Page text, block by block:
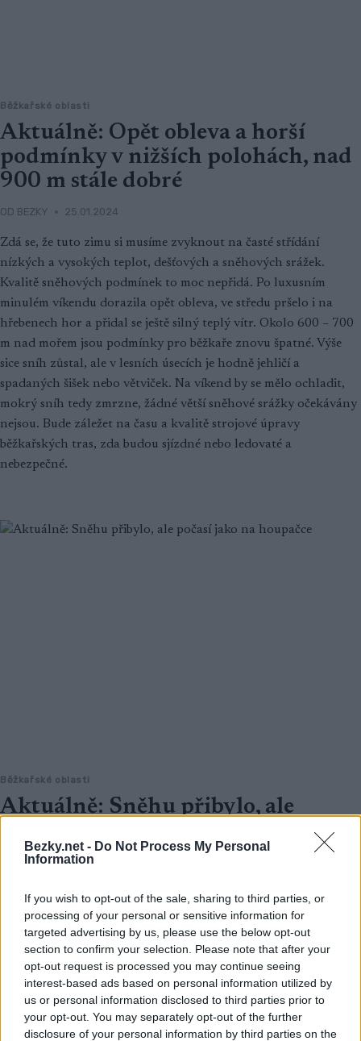
Bezky.net - Do Not Process My Personal
Information
If you wish to opt-out of the sale, sharing to third parties, or
processing of your personal or sensitive information for
targeted advertising by us, please use the below opt-out
section to confirm your selection. Please note that after your
opt-out request is processed you may continue seeing
interest-based ads based on personal information utilized by
us or personal information disclosed to third parties prior to
your opt-out. You may separately opt-out of the further
disclosure of your personal information by third parties on the
Běžkařské oblasti
Aktuálně: Opět obleva a horší
podmínky v nižších polohách, nad
900 m stále dobré
OD BEZKY 25.01.2024
Zdá se, že tuto zimu si musíme zvyknout na časté střídání
nízkých a vysokých teplot, dešťových a sněhových srážek.
Kvalitě sněhových podmínek to moc nepřidá. Po luxusním
minulém víkendu dorazila opět obleva, ve středu pršelo i na
hřebenech hor a přidal se ještě silný teplý vítr. Okolo 600 – 700
m nad mořem jsou podmínky pro běžkaře znovu špatné. Výše
sice sníh zůstal, ale v lesních úsecích je hodně jehličí a
spadaných šišek nebo větviček. Na víkend by se mělo ochladit,
mokrý sníh tedy zmrzne, žádné větší sněhové srážky očekávány
nejsou. Bude záležet na času a kvalitě strojové úpravy
běžkařských tras, zda budou sjízdné nebo ledovaté a
nebezpečné.
Běžkařské oblasti
Aktuálně: Sněhu přibylo, ale
BEZKY 18.01.2024
Koncem minulého týdne a zpočátku tohoto vydatně sněžilo
zejména v Krkonoších. Ale nový sníh napadl i jinde, takže v
úterý vyjely rolby a skútry na úpravu tratí i v nižších polohách.
Znovu se lyžuje v Lužických horách, na Benecku nebo na
Suchém vrchu. Ovšem obleva, která dorazila ze středy na
čtvrtek na některých místech podmínky zhoršila. Zatímco na
severozápadě se teploty pohybovaly jen těsně nad nulou a z
deště se na většině míst utvořila ledová krusta, na jihu sahaly